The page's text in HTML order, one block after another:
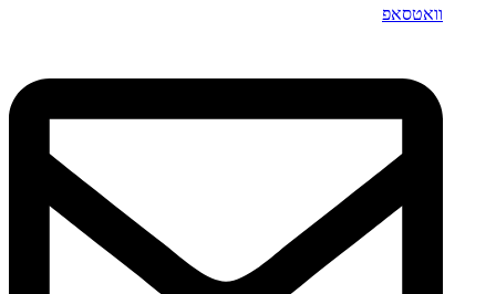
וואטסאפ